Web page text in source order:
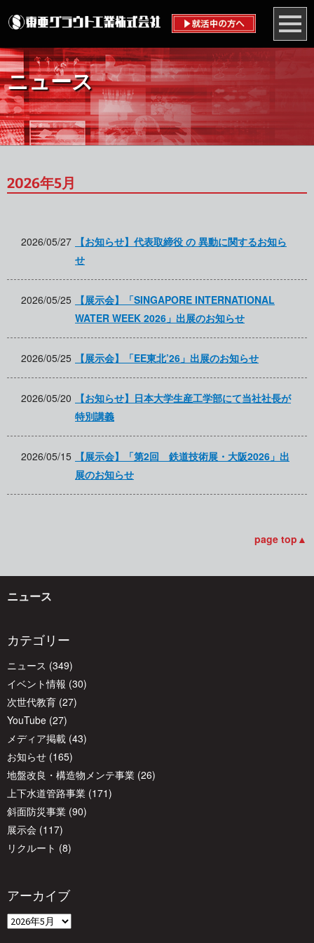
ニュース
2026年5月
2026/05/27
【お知らせ】代表取締役 の 異動に関するお知ら
せ
2026/05/25
【展示会】「SINGAPORE INTERNATIONAL
WATER WEEK 2026」出展のお知らせ
2026/05/25 【展示会】「EE東北’26」出展のお知らせ
2026/05/20
【お知らせ】日本大学生産工学部にて当社社長が
特別講義
2026/05/15
【展示会】「第2回 鉄道技術展・大阪2026」出
展のお知らせ
page top▲
ニュース
カテゴリー
ニュース (349)
イベント情報 (30)
次世代教育 (27)
YouTube (27)
メディア掲載 (43)
お知らせ (165)
地盤改良・構造物メンテ事業 (26)
上下水道管路事業 (171)
斜面防災事業 (90)
展示会 (117)
リクルート (8)
アーカイブ
ア